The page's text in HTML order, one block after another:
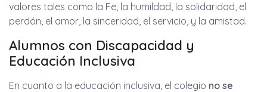
valores tales como la Fe, la humildad, la solidaridad, el
perdón, el amor, la sinceridad, el servicio, y la amistad.
Alumnos con Discapacidad y
Educación Inclusiva
En cuanto a la educación inclusiva, el colegio no se